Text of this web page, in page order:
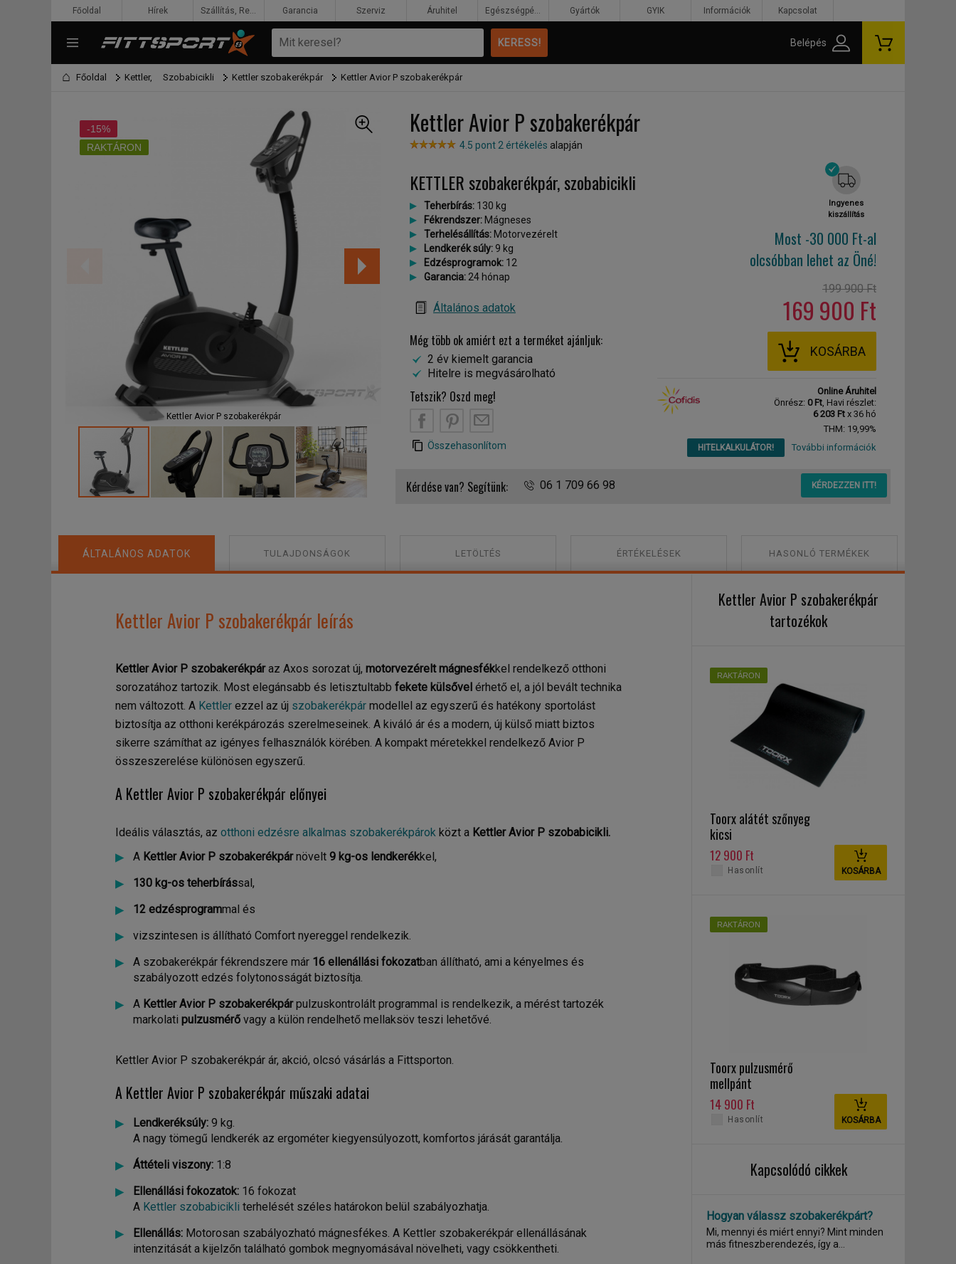
Főoldal Kettler, Szobabicikli Kettler szobakerékpár Kettler Avior P szobakerékpár
Kettler Avior P szobakerékpár
4.5 pont 2 értékelés alapján
-15%
RAKTÁRON
Kettler Avior P szobakerékpár Kettler Avior P szobakerékpár
Ingyenes
kiszállítás
Most -30 000 Ft-al
olcsóbban lehet az Öné!
199 900 Ft
169 900 Ft
KOSÁRBA
Online Áruhitel
Önrész: 0 Ft, Havi részlet:
6 203 Ft x 36 hó
THM: 19,99%
HITELKALKULÁTOR! További információk
KETTLER szobakerékpár, szobabicikli
Teherbírás: 130 kg
Fékrendszer: Mágneses
Terhelésállítás: Motorvezérelt
Lendkerék súly: 9 kg
Edzésprogramok: 12
Garancia: 24 hónap
Általános adatok
Még több ok amiért ezt a terméket ajánljuk:
2 év kiemelt garancia
Hitelre is megvásárolható
Tetszik? Oszd meg!
Összehasonlítom
Kérdése van? Segítünk: 06 1 709 66 98 KÉRDEZZEN ITT!
ÁLTALÁNOS ADATOK TULAJDONSÁGOK LETÖLTÉS ÉRTÉKELÉSEK HASONLÓ TERMÉKEK
Kettler Avior P szobakerékpár leírás
Kettler Avior P szobakerékpáraz Axos sorozat új, motorvezérelt mágnesfékkel rendelkező otthoni
sorozatához tartozik. Most elegánsabb és letisztultabb fekete külsővel érhető el, a jól bevált technika
nem változott. A Kettler ezzel az új szobakerékpár modellel az egyszerű és hatékony sportolást
biztosítja az otthoni kerékpározás szerelmeseinek. A kiváló ár és a modern, új külső miatt biztos
sikerre számíthat az igényes felhasználók körében. A kompakt méretekkel rendelkező Avior P
összeszerelése különösen egyszerű.
A Kettler Avior P szobakerékpár előnyei
Ideális választás, az otthoni edzésre alkalmas szobakerékpárok közt a Kettler Avior P szobabicikli.
A Kettler Avior P szobakerékpárnövelt 9 kg-os lendkerékkel,
130 kg-os teherbírással,
12 edzésprogrammal és
vizszintesen is állítható Comfort nyereggel rendelkezik.
A szobakerékpár fékrendszere már 16 ellenállási fokozatban állítható, ami a kényelmes és
szabályozott edzés folytonosságát biztosítja.
A Kettler Avior P szobakerékpárpulzuskontrolált programmal is rendelkezik, a mérést tartozék
markolati pulzusmérő vagy a külön rendelhető mellaksöv teszi lehetővé.
Kettler Avior P szobakerékpár ár, akció, olcsó vásárlás a Fittsporton.
A Kettler Avior P szobakerékpár műszaki adatai
Lendkeréksúly: 9 kg.
A nagy tömegű lendkerék az ergométer kiegyensúlyozott, komfortos járását garantálja.
Áttételi viszony: 1:8
Ellenállási fokozatok: 16 fokozat
A Kettler szobabicikli terhelését széles határokon belül szabályozhatja.
Ellenállás: Motorosan szabályozható mágnesfékes. A Kettler szobakerékpár ellenállásának
intenzitását a kijelzőn található gombok megnyomásával növelheti, vagy csökkentheti.
Kettler Avior P szobakerékpár
tartozékok
RAKTÁRON
Toorx alátét szőnyeg
kicsi
12 900 Ft
KOSÁRBA
Hasonlít
RAKTÁRON
Toorx pulzusmérő
mellpánt
14 900 Ft
KOSÁRBA
Hasonlít
Kapcsolódó cikkek
Hogyan válassz szobakerékpárt?
Mi, mennyi és miért ennyi? Mint minden
más fitneszberendezés, így a
Főoldal Hírek Szállítás, Rendelés, Fizetés Garancia Szerviz Áruhitel Egészségpénztár Gyártók GYIK Információk Kapcsolat
Belépés